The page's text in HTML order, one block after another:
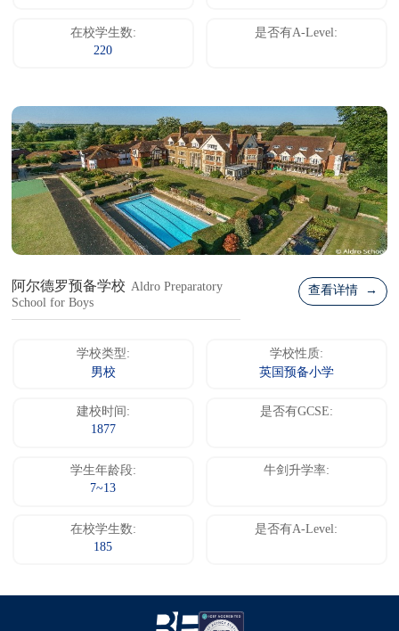
在校学生数:
220
是否有A-Level:
阿尔德罗预备学校 Aldro Preparatory
School for Boys
查看详情 →
学校类型:
男校
学校性质:
英国预备小学
建校时间:
1877
是否有GCSE:
学生年龄段:
7~13
牛剑升学率:
在校学生数:
185
是否有A-Level: